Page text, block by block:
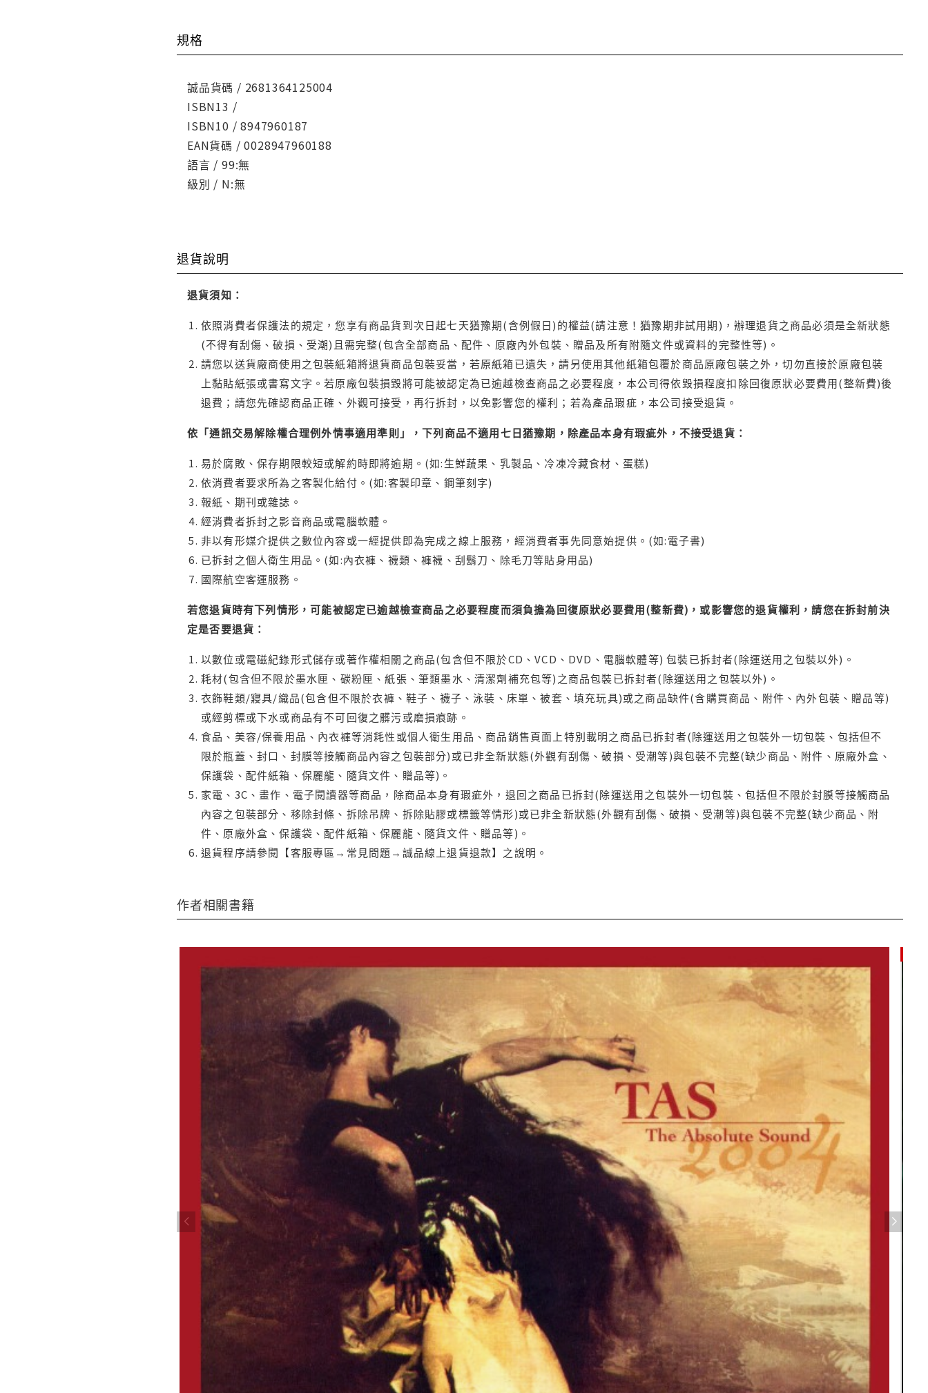
規格
誠品貨碼 / 2681364125004
ISBN13 /
ISBN10 / 8947960187
EAN貨碼 / 0028947960188
語言 / 99:無
級別 / N:無
退貨說明
退貨須知：
依照消費者保護法的規定，您享有商品貨到次日起七天猶豫期(含例假日)的權益(請注意！猶豫期非試用期)，辦理退貨之商品必須是全新狀態
(不得有刮傷、破損、受潮)且需完整(包含全部商品、配件、原廠內外包裝、贈品及所有附隨文件或資料的完整性等)。
請您以送貨廠商使用之包裝紙箱將退貨商品包裝妥當，若原紙箱已遺失，請另使用其他紙箱包覆於商品原廠包裝之外，切勿直接於原廠包裝
上黏貼紙張或書寫文字。若原廠包裝損毀將可能被認定為已逾越檢查商品之必要程度，本公司得依毀損程度扣除回復原狀必要費用(整新費)後
退費；請您先確認商品正確、外觀可接受，再行拆封，以免影響您的權利；若為產品瑕疵，本公司接受退貨。
依「通訊交易解除權合理例外情事適用準則」，下列商品不適用七日猶豫期，除產品本身有瑕疵外，不接受退貨：
易於腐敗、保存期限較短或解約時即將逾期。(如:生鮮蔬果、乳製品、冷凍冷藏食材、蛋糕)
依消費者要求所為之客製化給付。(如:客製印章、鋼筆刻字)
報紙、期刊或雜誌。
經消費者拆封之影音商品或電腦軟體。
非以有形媒介提供之數位內容或一經提供即為完成之線上服務，經消費者事先同意始提供。(如:電子書)
已拆封之個人衛生用品。(如:內衣褲、襪類、褲襪、刮鬍刀、除毛刀等貼身用品)
國際航空客運服務。
若您退貨時有下列情形，可能被認定已逾越檢查商品之必要程度而須負擔為回復原狀必要費用(整新費)，或影響您的退貨權利，請您在拆封前決
定是否要退貨：
以數位或電磁紀錄形式儲存或著作權相關之商品(包含但不限於CD、VCD、DVD、電腦軟體等) 包裝已拆封者(除運送用之包裝以外)。
耗材(包含但不限於墨水匣、碳粉匣、紙張、筆類墨水、清潔劑補充包等)之商品包裝已拆封者(除運送用之包裝以外)。
衣飾鞋類/寢具/織品(包含但不限於衣褲、鞋子、襪子、泳裝、床單、被套、填充玩具)或之商品缺件(含購買商品、附件、內外包裝、贈品等)
或經剪標或下水或商品有不可回復之髒污或磨損痕跡。
食品、美容/保養用品、內衣褲等消耗性或個人衛生用品、商品銷售頁面上特別載明之商品已拆封者(除運送用之包裝外一切包裝、包括但不
限於瓶蓋、封口、封膜等接觸商品內容之包裝部分)或已非全新狀態(外觀有刮傷、破損、受潮等)與包裝不完整(缺少商品、附件、原廠外盒、
保護袋、配件紙箱、保麗龍、隨貨文件、贈品等)。
家電、3C、畫作、電子閱讀器等商品，除商品本身有瑕疵外，退回之商品已拆封(除運送用之包裝外一切包裝、包括但不限於封膜等接觸商品
內容之包裝部分、移除封條、拆除吊牌、拆除貼膠或標籤等情形)或已非全新狀態(外觀有刮傷、破損、受潮等)與包裝不完整(缺少商品、附
件、原廠外盒、保護袋、配件紙箱、保麗龍、隨貨文件、贈品等)。
退貨程序請參閱【客服專區→常見問題→誠品線上退貨退款】之說明。
作者相關書籍